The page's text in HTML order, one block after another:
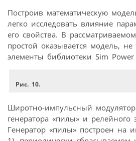
Построив математическую
легко исследовать влияние
его свойства. В
простой оказывается модель,
элементы библиотеки Sim Power
Рис. 10.
Широтно-импульсный модулятор
генератора «пилы» и релейного
Генератор «пилы» построен на